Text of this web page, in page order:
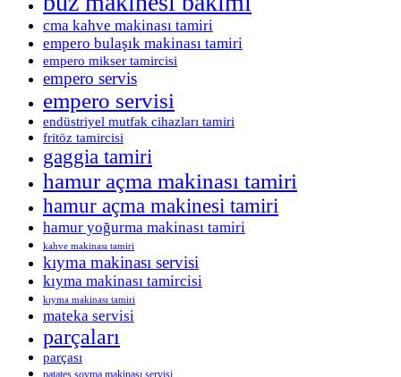
cma kahve makinası tamiri
empero bulaşık makinası tamiri
empero mikser tamircisi
empero servis
empero servisi
endüstriyel mutfak cihazları tamiri
fritöz tamircisi
gaggia tamiri
hamur açma makinası tamiri
hamur açma makinesi tamiri
hamur yoğurma makinası tamiri
kahve makinası tamiri
kıyma makinası servisi
kıyma makinası tamircisi
kıyma makinası tamiri
mateka servisi
parçaları
parçası
patates soyma makinası servisi